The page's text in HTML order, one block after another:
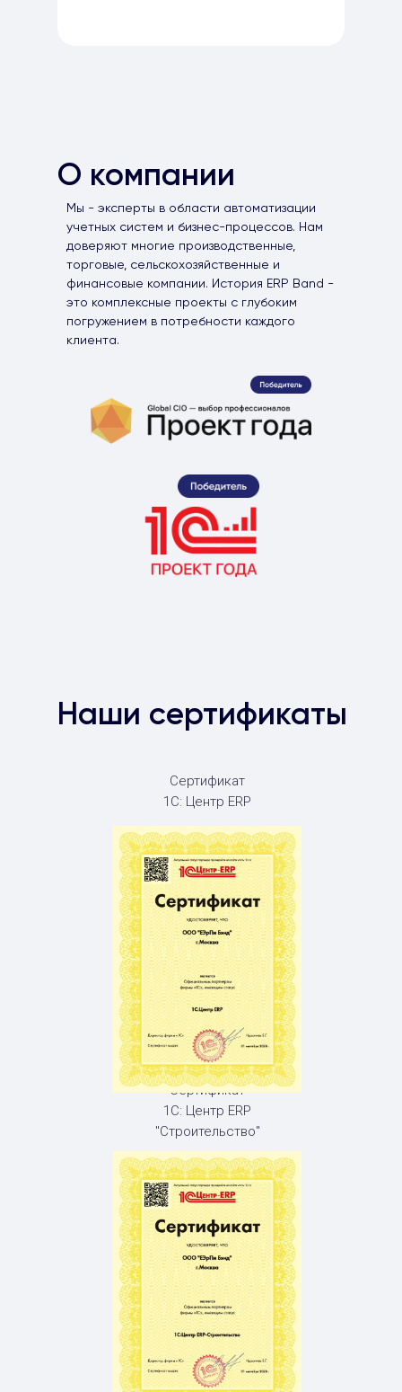
Мы - эксперты в области автоматизации
учетных систем и бизнес-процессов. Нам
доверяют многие производственные,
торговые, сельскохозяйственные и
финансовые компании. История ERP Band -
это комплексные проекты с глубоким
погружением в потребности каждого
клиента.
О компании
Наши сертификаты
Сертификат
1С: Центр ERP
Сертификат
1С: Центр ERP
"Строительство"